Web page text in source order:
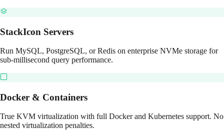
StackIcon Servers
Run MySQL, PostgreSQL, or Redis on enterprise NVMe storage for
sub-millisecond query performance.
Docker & Containers
True KVM virtualization with full Docker and Kubernetes support. No
nested virtualization penalties.